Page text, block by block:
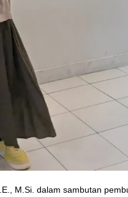
M.Si. dalam sambutan